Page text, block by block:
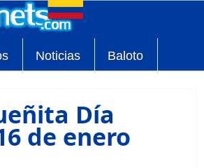
Noticias Baloto
Día
de enero